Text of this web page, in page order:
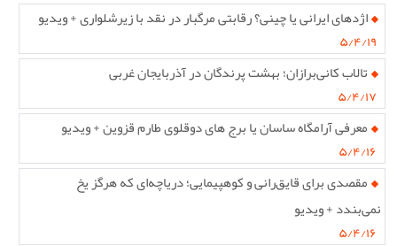
اژدهای ایرانی یا چینی؟ رقابتی مرگبار در نقد با زیرشلواری + ویدیو
۵/۴/۱۹
تالاب کانی‌برازان؛ بهشت پرندگان در آذربایجان غربی
۵/۴/۱۷
معرفی آرامگاه ساسان یا برج های دوقلوی طارم قزوین + ویدیو
۵/۴/۱۶
مقصدی برای قایق‌رانی و کوهپیمایی؛ دریاچه‌ای که هرگز یخ
نمی‌بندد + ویدیو
۵/۴/۱۶